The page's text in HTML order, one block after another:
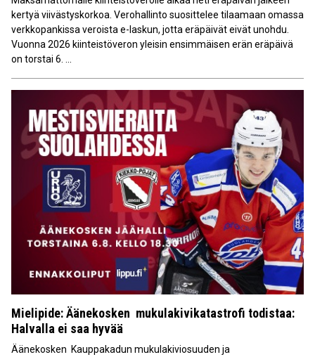
kertyä viivästyskorkoa. Verohallinto suosittelee tilaamaan omassa
verkkopankissa veroista e-laskun, jotta eräpäivät eivät unohdu.
Vuonna 2026 kiinteistöveron yleisin ensimmäisen erän eräpäivä
on torstai 6. ...
Mielipide: Äänekosken mukulakivikatastrofi todistaa:
Halvalla ei saa hyvää
Äänekosken Kauppakadun mukulakiviosuuden ja